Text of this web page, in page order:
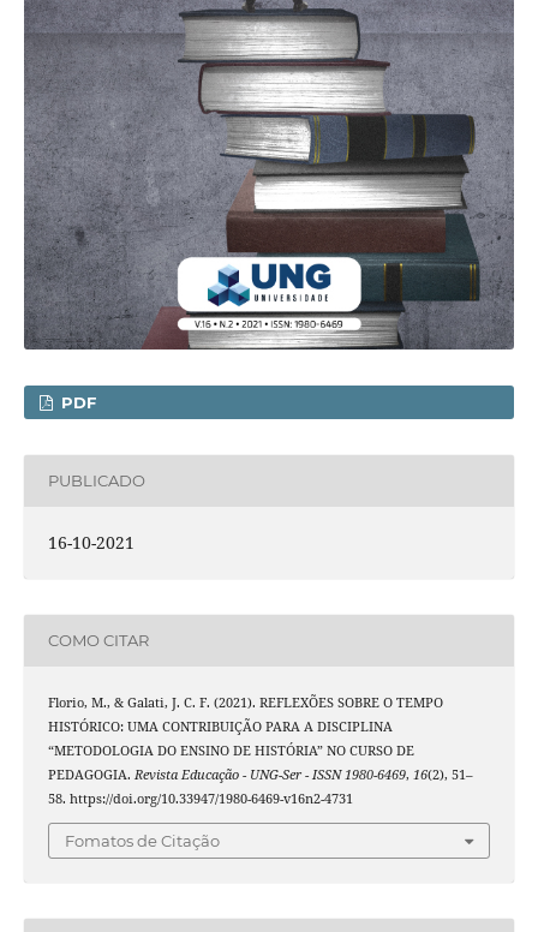
PDF
PUBLICADO
16-10-2021
COMO CITAR
Florio, M., & Galati, J. C. F. (2021). REFLEXÕES SOBRE O TEMPO
HISTÓRICO: UMA CONTRIBUIÇÃO PARA A DISCIPLINA
“METODOLOGIA DO ENSINO DE HISTÓRIA” NO CURSO DE
PEDAGOGIA. Revista Educação - UNG-Ser - ISSN 1980-6469, 16(2), 51–
58. https://doi.org/10.33947/1980-6469-v16n2-4731
Fomatos de Citação